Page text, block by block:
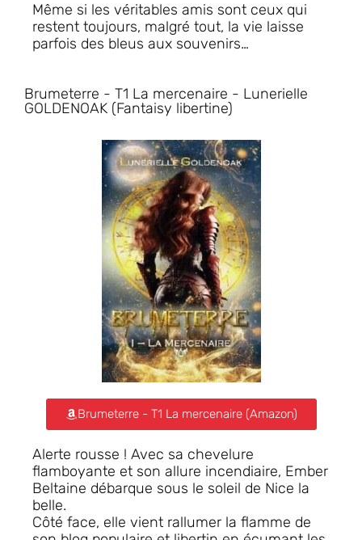
Même si les véritables amis sont ceux qui
restent toujours, malgré tout, la vie laisse
parfois des bleus aux souvenirs…
Brumeterre - T1 La mercenaire - Lunerielle
GOLDENOAK (Fantaisy libertine)
Brumeterre - T1 La mercenaire (Amazon)
Alerte rousse ! Avec sa chevelure
flamboyante et son allure incendiaire, Ember
Beltaine débarque sous le soleil de Nice la
belle.
Côté face, elle vient rallumer la flamme de